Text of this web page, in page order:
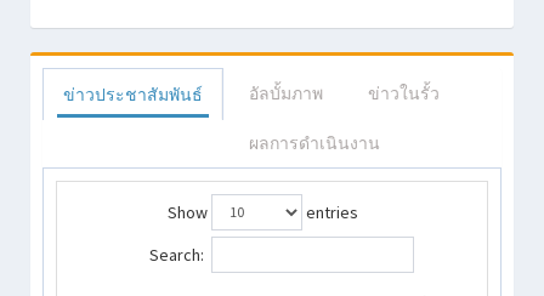
ข่าวประชาสัมพันธ์ อัลบั้มภาพ ข่าวในรั้ว
ผลการดำเนินงาน
Show
entries
Search: